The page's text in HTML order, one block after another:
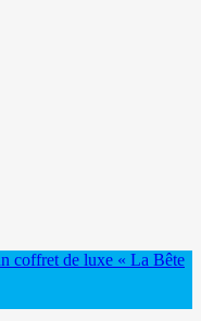
coffret de luxe « La Bête